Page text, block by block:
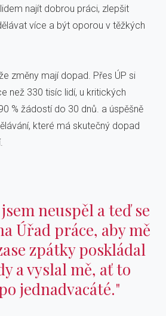
najít dobrou práci, zlepšit
více a být oporou v těžkých
změny mají dopad. Přes ÚP si
než 330 tisíc lidí, u kritických
% žádostí do 30 dnů. a úspěšně
které má skutečný dopad
neuspěl a teď se
Úřad práce, aby mě
zpátky poskládal
a vyslal mě, ať to
jednadvacáté."